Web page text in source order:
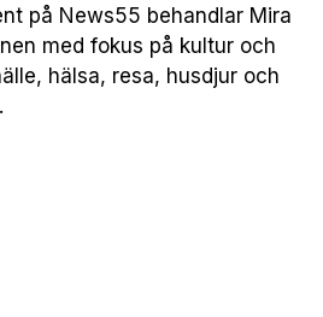
på News55 behandlar Mira
med fokus på kultur och
hälsa, resa, husdjur och